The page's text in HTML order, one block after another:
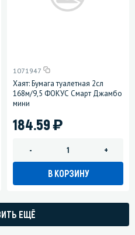
1071947
Хаят: Бумага туалетная 2сл
168м/9,5 ФОКУС Смарт Джамбо
мини
184.59)
- +
В КОРЗИНУ
ЕЩЁ